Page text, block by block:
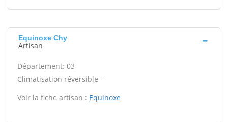
Equinoxe Chy
Artisan
Département: 03
Climatisation réversible -
Voir la fiche artisan : Equinoxe